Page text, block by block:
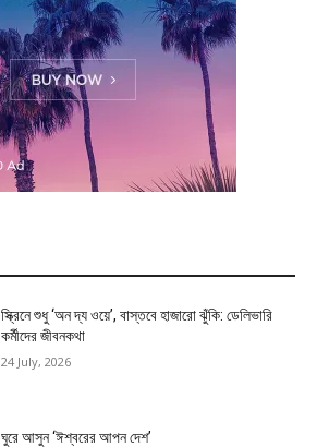
স্ক্রিনে শুধু ‘অন দ্য ওয়ে’, বাস্তবে হাজারো ঝুঁকি: ডেলিভারি
কর্মীদের জীবনকথা
24 July, 2026
ঘুরে আসুন ‘ঈশ্বরের আপন দেশ’